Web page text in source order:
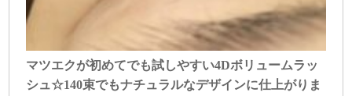
マツエクが初めてでも試しやすい4Dボリュームラッ
シュ☆140束でもナチュラルなデザインに仕上がりま